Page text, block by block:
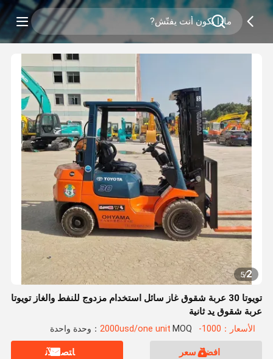
2
/
5
تويوتا 30 عربة شقوق غاز سائل استخدام مزدوج للنفط والغاز تويوتا
عربة شقوق يد ثانية
الأسعار：1000-2000usd/one unit MOQ：وحدة واحدة
افضل سعر ﺎﺘﺼﻟ ﺍﻶﻧ